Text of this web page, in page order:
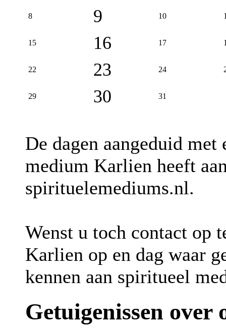
8 9 10
15 16 17
22 23 24
29 30 31
De dagen aangeduid met
medium Karlien heeft
spirituelemediums.nl.
Wenst u toch contact op
Karlien op en dag waar
kennen aan spiritueel
Getuigenissen over